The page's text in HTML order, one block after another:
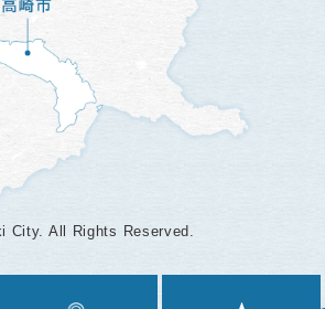
City. All Rights Reserved.